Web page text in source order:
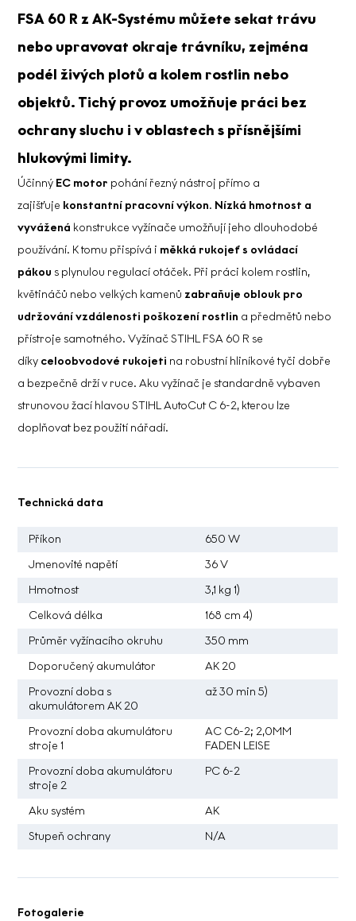
FSA 60 R zAK-Systému můžete sekat trávu
nebo upravovat okraje trávníku, zejména
podél živých plotů a kolem rostlin nebo
objektů. Tichý provoz umožňuje práci bez
ochrany sluchu i v oblastech s přísnějšími
hlukovými limity.
Účinný EC motor pohání řezný nástroj přímo a
zajišťuje konstantní pracovní výkon. Nízká hmotnost a
vyvážená konstrukce vyžínače umožňují jeho dlouhodobé
používání. K tomu přispívá i měkká rukojeť s ovládací
pákou s plynulou regulací otáček. Při práci kolem rostlin,
květináčů nebo velkých kamenů zabraňuje oblouk pro
udržování vzdálenosti poškození rostlin a předmětů nebo
přístroje samotného. Vyžínač STIHL FSA 60 R se
díky celoobvodové rukojeti na robustní hliníkové tyči dobře
a bezpečně drží v ruce. Aku vyžínač je standardně vybaven
strunovou žací hlavou STIHL AutoCut C 6-2, kterou lze
doplňovat bez použití nářadí.
Technická data
Příkon
650 W
Jmenovité napětí
36 V
Hmotnost
3,1 kg 1)
Celková délka
168 cm 4)
Průměr vyžínacího okruhu
350 mm
Doporučený akumulátor
AK 20
Provozní doba s
akumulátorem AK 20
až 30 min 5)
Provozní doba akumulátoru
stroje 1
AC C6-2; 2,0MM
FADEN LEISE
Provozní doba akumulátoru
stroje 2
PC 6-2
Aku systém
AK
Stupeň ochrany
N/A
Fotogalerie